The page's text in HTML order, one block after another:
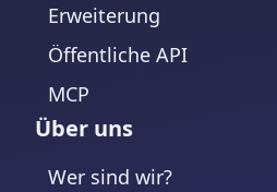
Erweiterung
Öffentliche API
MCP
Über uns
Wer sind wir?